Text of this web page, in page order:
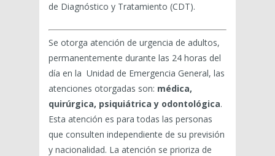
de Diagnóstico y Tratamiento (CDT).
Se otorga atención de urgencia de adultos,
permanentemente durante las 24 horas del
día en la Unidad de Emergencia General, las
atenciones otorgadas son: médica,
quirúrgica, psiquiátrica y odontológica.
Esta atención es para todas las personas
que consulten independiente de su previsión
y nacionalidad. La atención se prioriza de